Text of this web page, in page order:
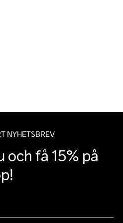
NYHETSBREV
och få 15% på